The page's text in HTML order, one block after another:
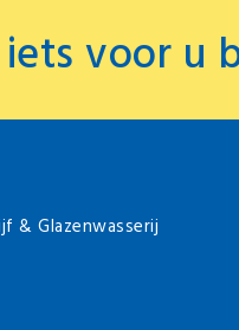
voor u
& Glazenwasserij